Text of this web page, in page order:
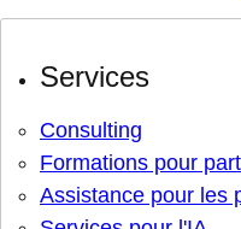
Services
Consulting
Formations pour
Assistance pour les